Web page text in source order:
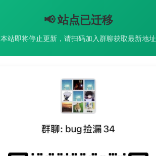
📢 站点已迁移
本站即将停止更新，请扫码加入群聊获取最新地址